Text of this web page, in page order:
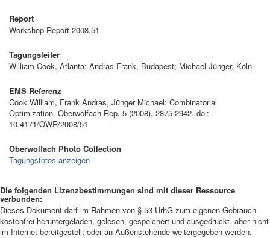
Report
Workshop Report 2008,51
Tagungsleiter
William Cook, Atlanta; Andras Frank, Budapest; Michael Jünger, Köln
EMS Referenz
Cook William, Frank Andras, Jünger Michael: Combinatorial
Optimization. Oberwolfach Rep. 5 (2008), 2875-2942. doi:
10.4171/OWR/2008/51
Oberwolfach Photo Collection
Tagungsfotos anzeigen
Die folgenden Lizenzbestimmungen sind mit dieser Ressource
verbunden:
Dieses Dokument darf im Rahmen von § 53 UrhG zum eigenen Gebrauch
kostenfrei heruntergeladen, gelesen, gespeichert und ausgedruckt, aber nicht
im Internet bereitgestellt oder an Außenstehende weitergegeben werden.